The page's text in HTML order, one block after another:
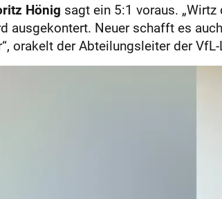
Hönig sagt ein 5:1 voraus.
ausgekontert. Neuer schafft es
orakelt der Abteilungsleiter der